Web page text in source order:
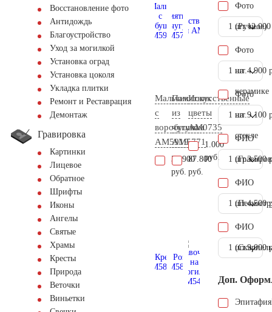
Восстановление фото
Антидождь
Благоустройство
Уход за могилкой
Установка оград
Установка цоколя
Укладка плитки
Ремонт и Реставрация
Демонтаж
Гравировка
Картинки
Лицевое
Обратное
Шрифты
Иконы
Ангелы
Святые
Храмы
Кресты
Природа
Веточки
Виньетки
Мальчик
с
воробушком
AM5919
31.900
руб.
Памятник
из
чугуна
AM5771
87.800
руб.
Искусственные
цветы
AM0735
1.000
руб.
Фото
(Ручное)
1 шт.
Фото
на
керамике
1 шт. 4.900
Фото
на
стекле
1 шт. 9.100
ФИО
1 шт.3.500
ФИО
1 шт.4.500
ФИО
1 шт.9.000
Доп.
Эпитафия